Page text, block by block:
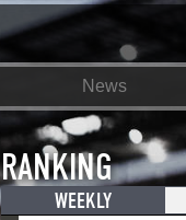
News
RANKING
WEEKLY